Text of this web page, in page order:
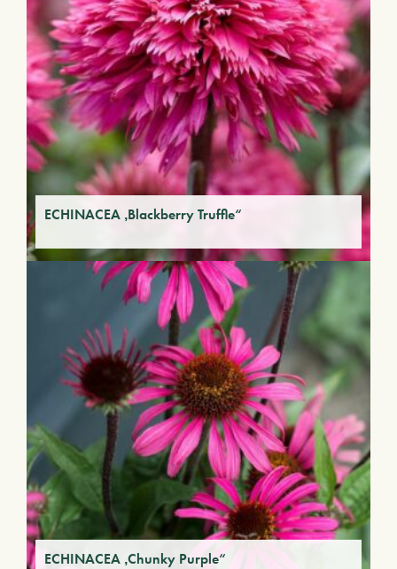
ECHINACEA ‚Blackberry Truffle“
ECHINACEA ‚Chunky Purple“